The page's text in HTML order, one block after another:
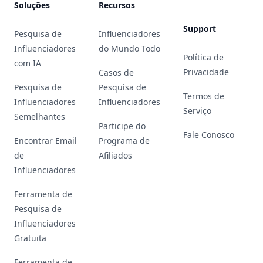
Soluções
Pesquisa de
Influenciadores
com IA
Pesquisa de
Influenciadores
Semelhantes
Encontrar Email
de
Influenciadores
Ferramenta de
Pesquisa de
Influenciadores
Gratuita
Recursos
Influenciadores
do Mundo Todo
Casos de
Pesquisa de
Influenciadores
Participe do
Programa de
Afiliados
Support
Política de
Privacidade
Termos de
Serviço
Fale Conosco